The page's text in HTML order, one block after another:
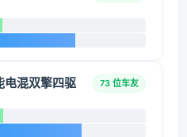
混双擎四驱
73 位车友